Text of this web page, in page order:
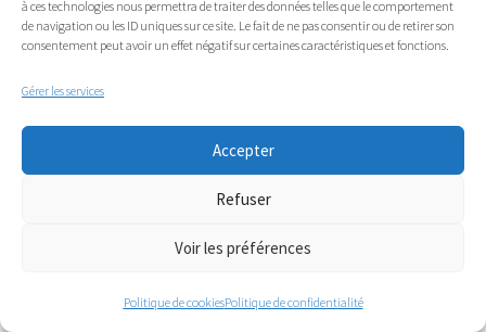
à ces technologies nous permettra de traiter des données telles que le comportement
de navigation ou les ID uniques sur ce site. Le fait de ne pas consentir ou de retirer son
consentement peut avoir un effet négatif sur certaines caractéristiques et fonctions.
Gérer les services
Accepter
Refuser
Voir les préférences
Politique de cookiesPolitique de confidentialité